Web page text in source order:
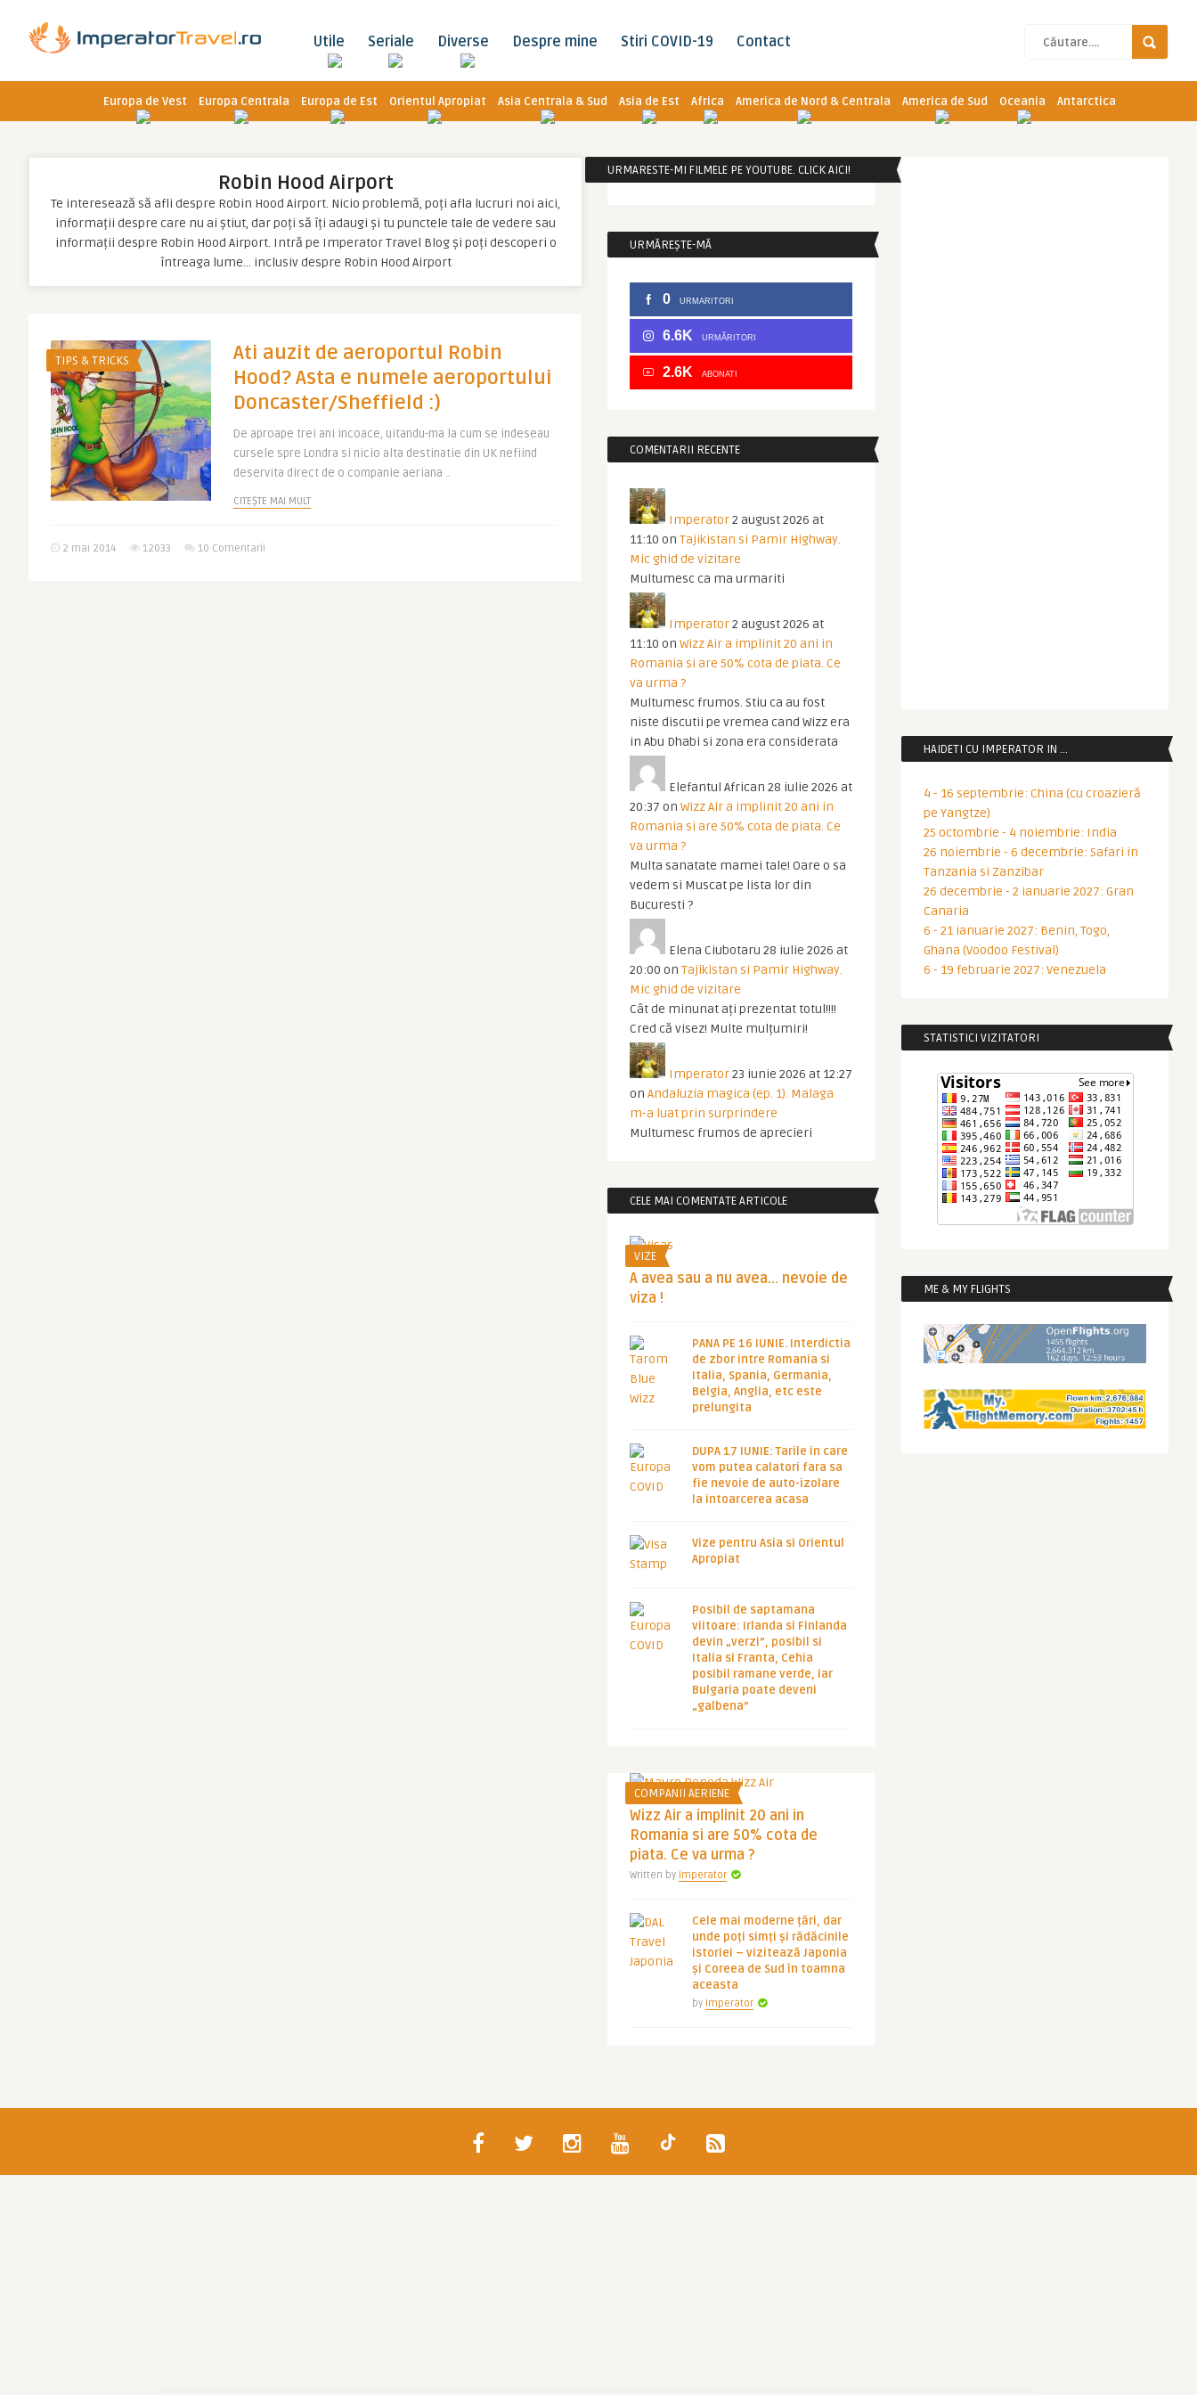
Utile Seriale Diverse Despre mine Stiri COVID-19 Contact
Europa de Vest Europa Centrala Europa de Est Orientul Apropiat Asia Centrala & Sud Asia de Est Africa America de Nord & Centrala America de Sud Oceania Antarctica
Robin Hood Airport
Te interesează să afli despre Robin Hood Airport. Nicio problemă, poți afla lucruri noi aici,
informații despre care nu ai știut, dar poți să îți adaugi și tu punctele tale de vedere sau
informații despre Robin Hood Airport. Intră pe Imperator Travel Blog și poți descoperi o
întreaga lume… inclusiv despre Robin Hood Airport
TIPS & TRICKS
Ati auzit de aeroportul Robin
Hood? Asta e numele aeroportului
Doncaster/Sheffield :)
De aproape trei ani incoace, uitandu-ma la cum se indeseau
cursele spre Londra si nicio alta destinatie din UK nefiind
deservita direct de o companie aeriana ..
CITEȘTE MAI MULT
2 mai 2014 12033 10 Comentarii
URMARESTE-MI FILMELE PE YOUTUBE. CLICK AICI!
URMĂREȘTE-MĂ
0 URMARITORI
6.6K URMĂRITORI
2.6K ABONATI
COMENTARII RECENTE
Imperator2 august 2026 at
11:10 on Tajikistan si Pamir Highway.
Mic ghid de vizitare
Multumesc ca ma urmariti
Imperator2 august 2026 at
11:10 on Wizz Air a implinit 20 ani in
Romania si are 50% cota de piata. Ce
va urma ?
Multumesc frumos. Stiu ca au fost
niste discutii pe vremea cand Wizz era
in Abu Dhabi si zona era considerata
Elefantul African 28 iulie 2026 at
20:37 on Wizz Air a implinit 20 ani in
Romania si are 50% cota de piata. Ce
va urma ?
Multa sanatate mamei tale! Oare o sa
vedem si Muscat pe lista lor din
Bucuresti ?
Elena Ciubotaru 28 iulie 2026 at
20:00 on Tajikistan si Pamir Highway.
Mic ghid de vizitare
Cât de minunat ați prezentat totul!!!!
Cred că visez! Multe mulțumiri!
Imperator23 iunie 2026 at 12:27
on Andaluzia magica (ep. 1). Malaga
m-a luat prin surprindere
Multumesc frumos de aprecieri
CELE MAI COMENTATE ARTICOLE
VIZE
A avea sau a nu avea… nevoie de
viza !
PANA PE 16 IUNIE. Interdictia
de zbor intre Romania si
Italia, Spania, Germania,
Belgia, Anglia, etc este
prelungita
DUPA 17 IUNIE: Tarile in care
vom putea calatori fara sa
fie nevoie de auto-izolare
la intoarcerea acasa
Vize pentru Asia si Orientul
Apropiat
Posibil de saptamana
viitoare: Irlanda si Finlanda
devin „verzi”, posibil si
Italia si Franta, Cehia
posibil ramane verde, iar
Bulgaria poate deveni
„galbena”
COMPANII AERIENE
Wizz Air a implinit 20 ani in
Romania si are 50% cota de
piata. Ce va urma ?
Written by Imperator
Cele mai moderne țări, dar
unde poți simți și rădăcinile
istoriei – vizitează Japonia
și Coreea de Sud în toamna
aceasta
by Imperator
HAIDETI CU IMPERATOR IN …
4 - 16 septembrie: China (cu croazieră
pe Yangtze)
25 octombrie - 4 noiembrie: India
26 noiembrie - 6 decembrie: Safari in
Tanzania si Zanzibar
26 decembrie - 2 ianuarie 2027: Gran
Canaria
6 - 21 ianuarie 2027: Benin, Togo,
Ghana (Voodoo Festival)
6 - 19 februarie 2027: Venezuela
STATISTICI VIZITATORI
ME & MY FLIGHTS